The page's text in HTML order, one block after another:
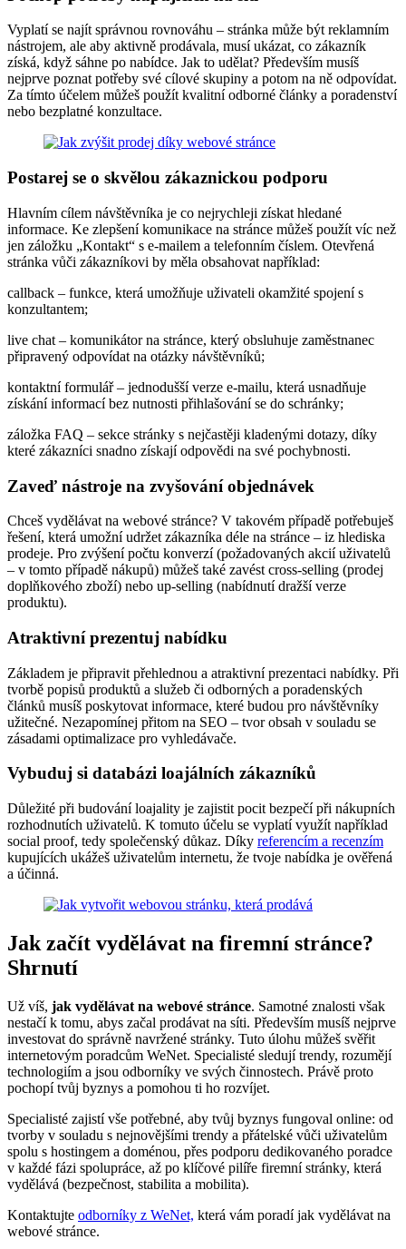
Vyplatí se najít správnou rovnováhu – stránka může být reklamním
nástrojem, ale aby aktivně prodávala, musí ukázat, co zákazník
získá, když sáhne po nabídce. Jak to udělat? Především musíš
nejprve poznat potřeby své cílové skupiny a potom na ně odpovídat.
Za tímto účelem můžeš použít kvalitní odborné články a poradenství
nebo bezplatné konzultace.
Postarej se o skvělou zákaznickou podporu
Hlavním cílem návštěvníka je co nejrychleji získat hledané
informace. Ke zlepšení komunikace na stránce můžeš použít víc než
jen záložku „Kontakt“ s e-mailem a telefonním číslem. Otevřená
stránka vůči zákazníkovi by měla obsahovat například:
callback – funkce, která umožňuje uživateli okamžité spojení s
konzultantem;
live chat – komunikátor na stránce, který obsluhuje zaměstnanec
připravený odpovídat na otázky návštěvníků;
kontaktní formulář – jednodušší verze e-mailu, která usnadňuje
získání informací bez nutnosti přihlašování se do schránky;
záložka FAQ – sekce stránky s nejčastěji kladenými dotazy, díky
které zákazníci snadno získají odpovědi na své pochybnosti.
Zaveď nástroje na zvyšování objednávek
Chceš vydělávat na webové stránce? V takovém případě potřebuješ
řešení, která umožní udržet zákazníka déle na stránce – iz hlediska
prodeje. Pro zvýšení počtu konverzí (požadovaných akcií uživatelů
– v tomto případě nákupů) můžeš také zavést cross-selling (prodej
doplňkového zboží) nebo up-selling (nabídnutí dražší verze
produktu).
Atraktivní prezentuj nabídku
Základem je připravit přehlednou a atraktivní prezentaci nabídky. Při
tvorbě popisů produktů a služeb či odborných a poradenských
článků musíš poskytovat informace, které budou pro návštěvníky
užitečné. Nezapomínej přitom na SEO – tvor obsah v souladu se
zásadami optimalizace pro vyhledávače.
Vybuduj si databázi loajálních zákazníků
Důležité při budování loajality je zajistit pocit bezpečí při nákupních
rozhodnutích uživatelů. K tomuto účelu se vyplatí využít například
social proof, tedy společenský důkaz. Díky referencím a recenzím
kupujících ukážeš uživatelům internetu, že tvoje nabídka je ověřená
a účinná.
Jak začít vydělávat na firemní stránce?
Shrnutí
Už víš, jak vydělávat na webové stránce. Samotné znalosti však
nestačí k tomu, abys začal prodávat na síti. Především musíš nejprve
investovat do správně navržené stránky. Tuto úlohu můžeš svěřit
internetovým poradcům WeNet. Specialisté sledují trendy, rozumějí
technologiím a jsou odborníky ve svých činnostech. Právě proto
pochopí tvůj byznys a pomohou ti ho rozvíjet.
Specialisté zajistí vše potřebné, aby tvůj byznys fungoval online: od
tvorby v souladu s nejnovějšími trendy a přátelské vůči uživatelům
spolu s hostingem a doménou, přes podporu dedikovaného poradce
v každé fázi spolupráce, až po klíčové pilíře firemní stránky, která
vydělává (bezpečnost, stabilita a mobilita).
Kontaktujte odborníky z WeNet, která vám poradí jak vydělávat na
webové stránce.